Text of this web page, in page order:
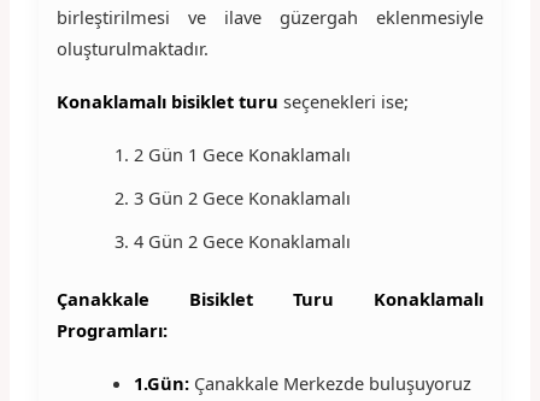
birleştirilmesi ve ilave güzergah eklenmesiyle
oluşturulmaktadır.
Konaklamalı bisiklet turu seçenekleri ise;
2 Gün 1 Gece Konaklamalı
3 Gün 2 Gece Konaklamalı
4 Gün 2 Gece Konaklamalı
Çanakkale Bisiklet Turu Konaklamalı
Programları:
1.Gün:Çanakkale Merkezde buluşuyoruz